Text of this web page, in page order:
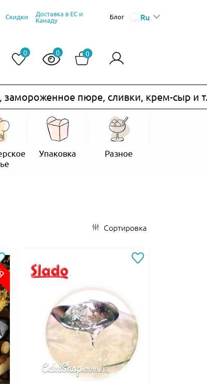
0
0 0
Скидки Доставка в ЕС и
Канаду Блог Ru
пюре, сливки, крем-сыр и
Упаковка Разное
Сортировка